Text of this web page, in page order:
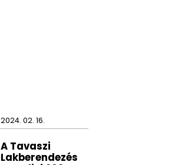
2024. 02. 16.
A Tavaszi
Lakberendezés